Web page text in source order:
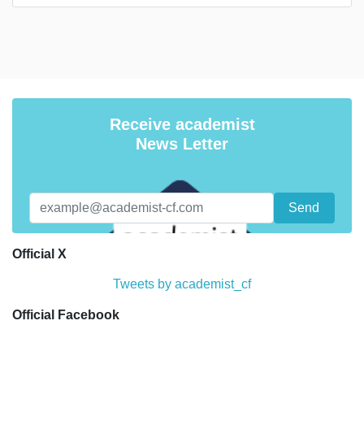
Receive academist
News Letter
Official X
Tweets by academist_cf
Official Facebook